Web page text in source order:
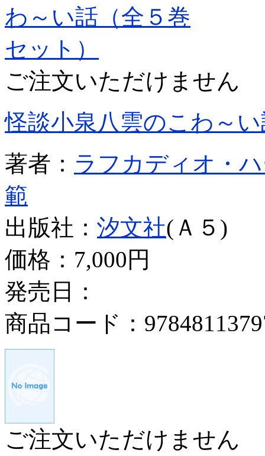
ご注文いただけません
怪談小泉八雲のこわ～
著者： ラフカディオ・
範
出版社： 汐文社(Ａ５)
価格： 7,000円
発売日：
商品コード：
ご注文いただけません